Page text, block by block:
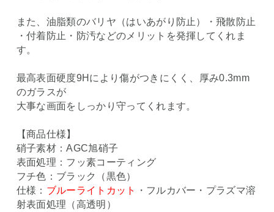
また、油脂類のバリヤ（はいあがり防止）・飛散防止
・付着防止・防汚などのメリットを発揮してくれま
す。
最高表面硬度9Hにより傷がつきにくく、厚み0.3mm
のガラスが
大事な画面をしっかり守ってくれます。
【商品仕様】
硝子素材：AGC旭硝子
表面処理：フッ素コーティング
フチ色：ブラック（黒色）
仕様： ブルーライトカット
・フルカバー・プラズマ溶
射表面処理（高透明）